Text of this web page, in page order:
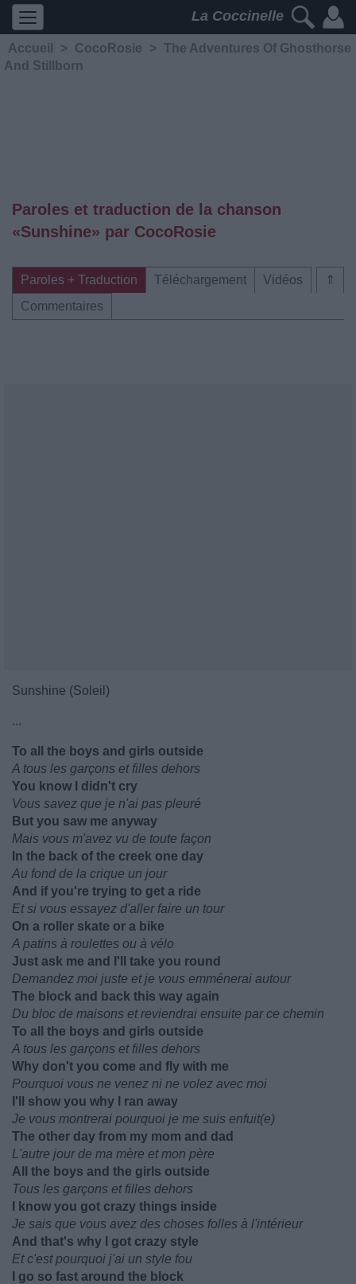
La Coccinelle
Accueil > CocoRosie > The Adventures Of Ghosthorse
And Stillborn
Paroles et traduction de la chanson
«Sunshine» par CocoRosie
⇑
Paroles + Traduction Téléchargement
Vidéos
Commentaires
Sunshine (Soleil)
...
To all the boys and girls outside
A tous les garçons et filles dehors
You know I didn't cry
Vous savez que je n'ai pas pleuré
But you saw me anyway
Mais vous m'avez vu de toute façon
In the back of the creek one day
Au fond de la crique un jour
And if you're trying to get a ride
Et si vous essayez d'aller faire un tour
On a roller skate or a bike
A patins à roulettes ou à vélo
Just ask me and I'll take you round
Demandez moi juste et je vous emménerai autour
The block and back this way again
Du bloc de maisons et reviendrai ensuite par ce chemin
To all the boys and girls outside
A tous les garçons et filles dehors
Why don't you come and fly with me
Pourquoi vous ne venez ni ne volez avec moi
I'll show you why I ran away
Je vous montrerai pourquoi je me suis enfuit(e)
The other day from my mom and dad
L'autre jour de ma mère et mon père
All the boys and the girls outside
Tous les garçons et filles dehors
I know you got crazy things inside
Je sais que vous avez des choses folles à l'intérieur
And that's why I got crazy style
Et c'est pourquoi j'ai un style fou
I go so fast around the block